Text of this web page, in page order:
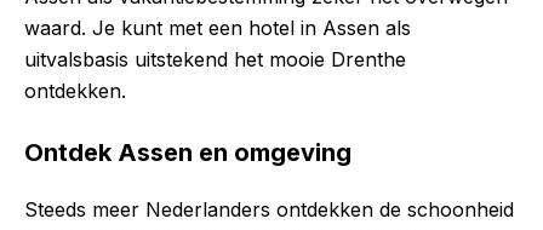
waard. Je kunt met een hotel in Assen als
uitvalsbasis uitstekend het mooie Drenthe
ontdekken.
Ontdek Assen en omgeving
Steeds meer Nederlanders ontdekken de schoonheid